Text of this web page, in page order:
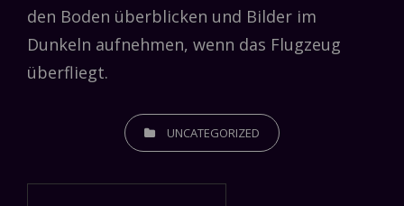
den Boden überblicken und Bilder im
Dunkeln aufnehmen, wenn das Flugzeug
überfliegt.
CATEGORIESUNCATEGORIZED